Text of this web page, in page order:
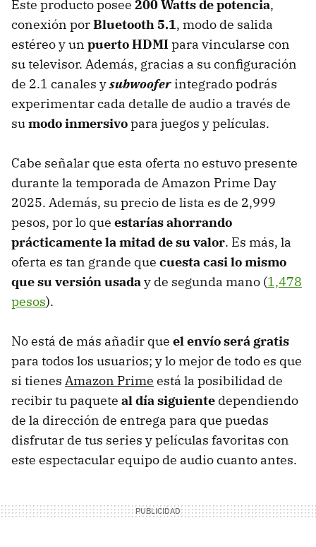
Este producto posee 200 Watts de potencia,
conexión porBluetooth 5.1, modo de salida
estéreo y un puerto HDMIpara vincularse con
su televisor. Además, gracias a su configuración
de 2.1 canales ysubwoofer integrado podrás
experimentar cada detalle de audio a través de
sumodo inmersivopara juegos y películas.
Cabe señalar que esta oferta no estuvo presente
durante la temporada de Amazon Prime Day
2025. Además, su precio de lista es de 2,999
pesos, por lo que estarías ahorrando
prácticamente la mitad de su valor. Es más, la
oferta es tan grande que cuesta casi lo mismo
que su versión usaday de segunda mano (1,478
pesos).
No está de más añadir que el envío será gratis
para todos los usuarios; y lo mejor de todo es que
si tienes Amazon Prime está la posibilidad de
recibir tu paquete al día siguiente dependiendo
de la dirección de entrega para que puedas
disfrutar de tus series y películas favoritas con
este espectacular equipo de audio cuanto antes.